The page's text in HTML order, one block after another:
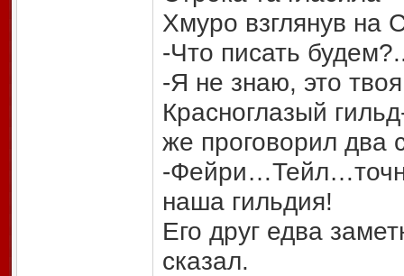
Хмуро взглянув на
-Что писать
-Я не знаю, это
Красноглазый
же проговорил два
-
наша гильдия!
Его друг едва
сказал.